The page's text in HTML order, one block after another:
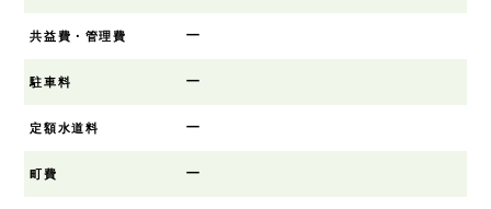
共益費・管理費 ー
駐車料 ー
定額水道料 ー
町費 ー